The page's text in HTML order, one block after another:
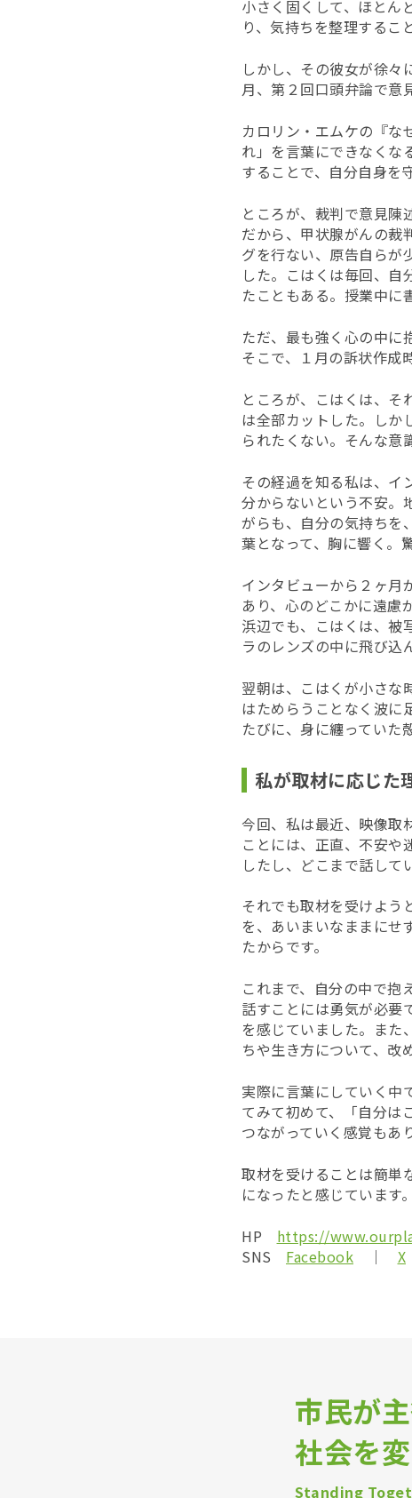
小さく固くして、ほとん
り、気持ちを整理するこ
しかし、その彼女が徐々
月、第２回口頭弁論で意
カロリン・エムケの『な
れ」を言葉にできなくな
することで、自分自身を
ところが、裁判で意見陳
だから、甲状腺がんの裁
グを行ない、原告自らが
した。こはくは毎回、
たこともある。授業中に
ただ、最も強く心の中に
そこで、１月の訴状作成
ところが、こはくは、そ
は全部カットした。しか
られたくない。そんな意
その経過を知る私は、イ
分からないという不安。
がらも、自分の気持ちを
葉となって、胸に響く。
インタビューから２ヶ月
あり、心のどこかに遠慮
浜辺でも、こはくは、被
ラのレンズの中に飛び込
翌朝は、こはくが小さな
はためらうことなく波に
たびに、身に纏っていた
私が取材に応じ
今回、私は最近、映像取
ことには、正直、不安や
したし、どこまで話して
それでも取材を受けよう
を、あいまいなままにせ
たからです。
これまで、自分の中で抱
話すことには勇気が必要
を感じていました。また
ちや生き方について、改
実際に言葉にしていく中
てみて初めて、「自分は
つながっていく感覚もあ
取材を受けることは簡単
になったと感じています。
HP https://
SNS Facebook ｜ X
市民が
社会を
Standing